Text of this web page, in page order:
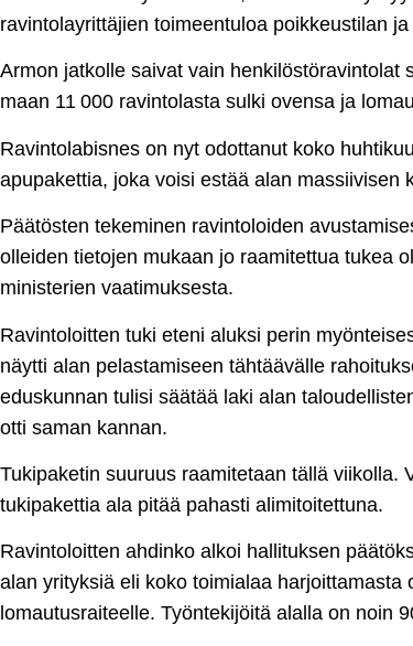
ravintolayrittäjien toimeentuloa poikkeustilan
Armon jatkolle saivat vain henkilöstöravintolat
maan 11 000 ravintolasta sulki ovensa ja
Ravintolabisnes on nyt odottanut koko
apupakettia, joka voisi estää alan massiivisen
Päätösten tekeminen ravintoloiden
olleiden tietojen mukaan jo raamitettua tukea
ministerien vaatimuksesta.
Ravintoloitten tuki eteni aluksi perin
näytti alan pelastamiseen tähtäävälle
eduskunnan tulisi säätää laki alan
otti saman kannan.
Tukipaketin suuruus raamitetaan tällä viikolla.
tukipakettia ala pitää pahasti alimitoitettuna.
Ravintoloitten ahdinko alkoi hallituksen
alan yrityksiä eli koko toimialaa
lomautusraiteelle. Työntekijöitä alalla on noin